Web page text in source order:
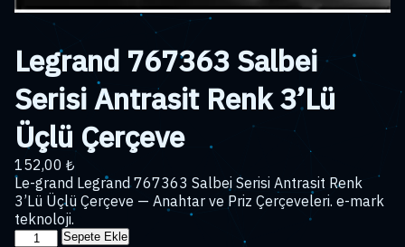
Legrand 767363 Salbei
Serisi Antrasit Renk 3’Lü
Üçlü Çerçeve
152,00 ₺
Le-grand Legrand 767363 Salbei Serisi Antrasit Renk
3’Lü Üçlü Çerçeve — Anahtar ve Priz Çerçeveleri. e-mark
teknoloji.
LegrandSepete Ekle